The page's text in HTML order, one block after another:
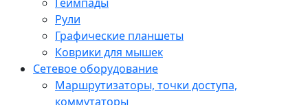
Рули
Графические планшеты
Коврики для мышек
Сетевое оборудование
Маршрутизаторы, точки доступа,
коммутаторы